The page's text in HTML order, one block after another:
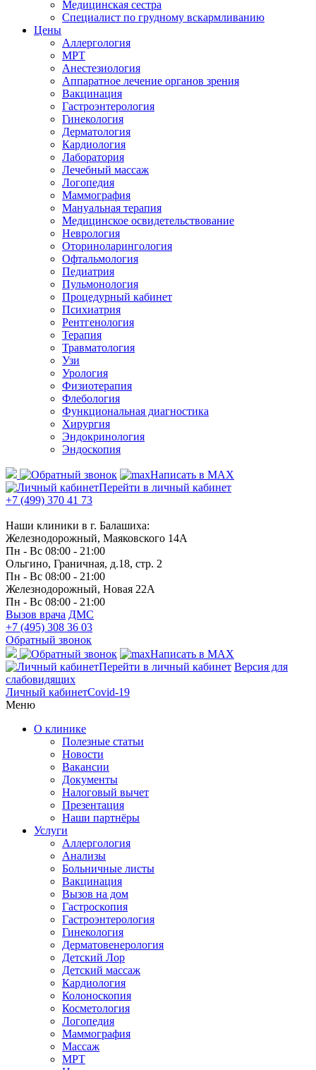
Медицинская сестра
Специалист по грудному вскармливанию
Цены
Аллергология
МРТ
Анестезиология
Аппаратное лечение органов зрения
Вакцинация
Гастроэнтерология
Гинекология
Дерматология
Кардиология
Лаборатория
Лечебный массаж
Логопедия
Маммография
Мануальная терапия
Медицинское освидетельствование
Неврология
Оториноларингология
Офтальмология
Педиатрия
Пульмонология
Процедурный кабинет
Психиатрия
Рентгенология
Терапия
Травматология
Узи
Урология
Физиотерапия
Флебология
Функциональная диагностика
Хирургия
Эндокринология
Эндоскопия
Написать в MAX
Перейти в личный кабинет
+7 (499) 370 41 73
Наши клиники в г. Балашиха:
Железнодорожный, Маяковского 14А
Пн - Вс 08:00 - 21:00
Ольгино, Граничная, д.18, стр. 2
Пн - Вс 08:00 - 21:00
Железнодорожный, Новая 22А
Пн - Вс 08:00 - 21:00
Вызов врача ДМС
+7 (495) 308 36 03
Обратный звонок
Написать в MAX
Перейти в личный кабинет Версия для
слабовидящих
Личный кабинетCovid-19
Меню
О клинике
Полезные статьи
Новости
Вакансии
Документы
Налоговый вычет
Презентация
Наши партнёры
Услуги
Аллергология
Анализы
Больничные листы
Вакцинация
Вызов на дом
Гастроскопия
Гастроэнтерология
Гинекология
Дерматовенерология
Детский Лор
Детский массаж
Кардиология
Колоноскопия
Косметология
Логопедия
Маммография
Массаж
МРТ